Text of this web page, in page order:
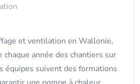
et ventilation en Wallonie,
chaque année des chantiers sur
équipes suivent des formations